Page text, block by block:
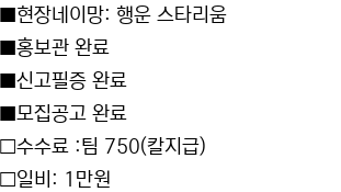
■현장네이망: 행운 스타리움
■홍보관 완료
■신고필증 완료
■모집공고 완료
□수수료 :팀 750(칼지급)
□일비: 1만원